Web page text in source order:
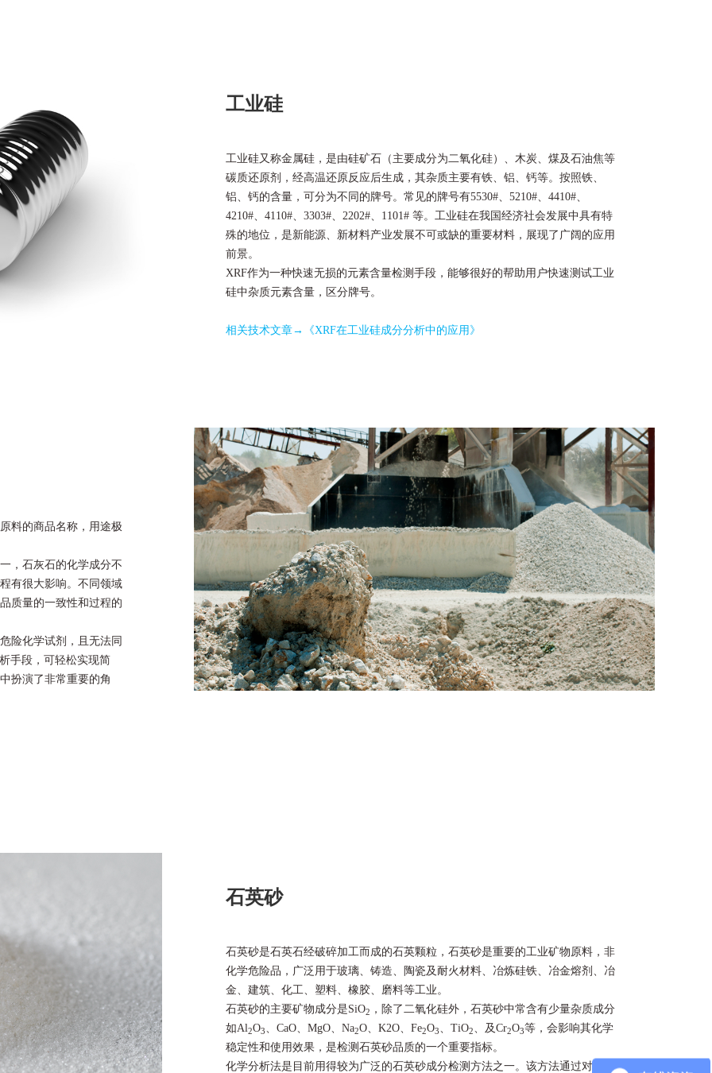
工业硅
工业硅又称金属硅，是由硅矿石（主要成分为二氧化硅）、木炭、煤及石油焦等
碳质还原剂，经高温还原反应后生成，其杂质主要有铁、铝、钙等。按照铁、
铝、钙的含量，可分为不同的牌号。常见的牌号有5530#、5210#、4410#、
4210#、4110#、3303#、2202#、1101# 等。工业硅在我国经济社会发展中具有特
殊的地位，是新能源、新材料产业发展不可或缺的重要材料，展现了广阔的应用
前景。
XRF作为一种快速无损的元素含量检测手段，能够很好的帮助用户快速测试工业
硅中杂质元素含量，区分牌号。
相关技术文章→ 《XRF在工业硅成分分析中的应用》
料的商品名称，用途极
，石灰石的化学成分不
有很大影响。不同领域
质量的一致性和过程的
险化学试剂，且无法同
手段，可轻松实现简
扮演了非常重要的角
石英砂
石英砂是石英石经破碎加工而成的石英颗粒，石英砂是重要的工业矿物原料，非
化学危险品，广泛用于玻璃、铸造、陶瓷及耐火材料、冶炼硅铁、冶金熔剂、冶
金、建筑、化工、塑料、橡胶、磨料等工业。
石英砂的主要矿物成分是SiO2
，除了二氧化硅外，石英砂中常含有少量杂质成分
如Al2O3、CaO、MgO、Na2O、K2O、Fe2O3、TiO2、及Cr2O3等，会影响其化学
稳定性和使用效果，是检测石英砂品质的一个重要指标。
化学分析法是目前用得较为广泛的石英砂成分检测方法之一。该方法通过对石英